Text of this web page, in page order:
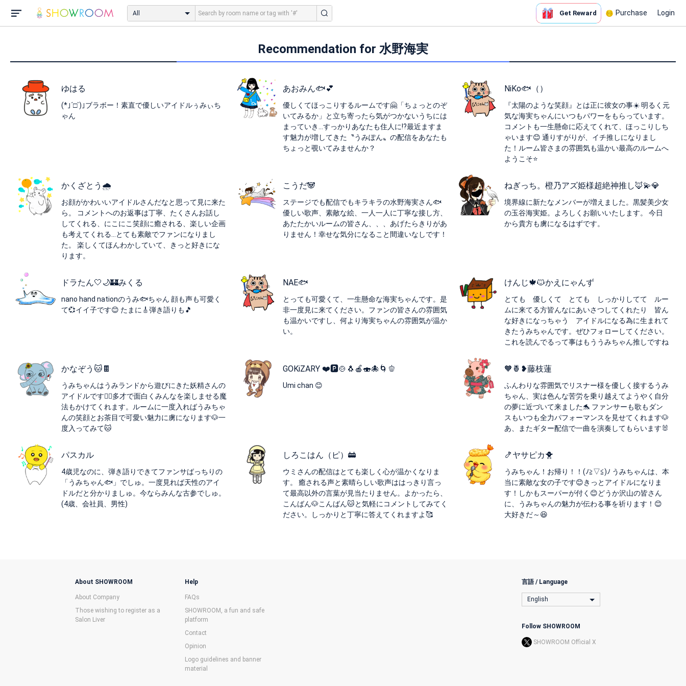
All Get Reward Purchase Login
Recommendation for 水野海実
ゆはる
(*｣´□`)｣ブラボー！素直で優しいアイドルぅみぃち
ゃん
あおみん🐟💕
優しくてほっこりするルームです🤗「ちょっとのぞ
いてみるか」と立ち寄ったら気がつかないうちには
まっていき…すっかりあなたも住人に⁉️最近ますま
す魅力が増してきた〝うみぽん〟の配信をあなたも
ちょっと覗いてみませんか？
NiKo🐟（）
『太陽のような笑顔』とは正に彼女の事☀️ 明るく元
気な海実ちゃんにいつもパワーをもらっています。
コメントも一生懸命に応えてくれて、ほっこりしち
ゃいます😊 通りすがりが、イチ推しになりまし
た！ルーム皆さまの雰囲気も温かい最高のルームへ
ようこそ⭐️
かくざとう🌧️
お顔がかわいいアイドルさんだなと思って見に来た
ら。 コメントへのお返事は丁寧、たくさんお話し
してくれる、にこにこ笑顔に癒される、楽しい企画
も考えてくれる…とても素敵でファンになりまし
た。 楽しくてほんわかしていて、きっと好きにな
ります。
こうだ🐼
ステージでも配信でもキラキラの水野海実さん🐟
優しい歌声、素敵な絵、一人一人に丁寧な接し方、
あたたかいルームの皆さん、、、あげたらきりがあ
りません！幸せな気分になること間違いなしです！
ねぎっち。橙乃アズ姫様超絶神推し🦊💫💎
境界線に新たなメンバーが増えました。黒髪美少女
の玉谷海実姫。よろしくお願いいたします。 今日
から貴方も虜になるはずです。
ドラたん🤍🌙🏰みくる
nano hand nationのうみ🐟️ちゃん 顔も声も可愛く
て💞イイ子です😊 たまに🎸弾き語りも🎵
NAE🐟
とっても可愛くて、一生懸命な海実ちゃんです。是
非一度見に来てください。ファンの皆さんの雰囲気
も温かいですし、何より海実ちゃんの雰囲気が温か
い。
けんじ🍁🐱かえにゃんず
とても 優しくて とても しっかりしてて ルー
ムに来てる方皆んなにあいさつしてくれたり 皆ん
な好きになっちゃう アイドルになる為に生まれて
きたうみちゃんです。ぜひフォローしてください。
これを読んでるって事はもううみちゃん推しですね
かなぞう🐱🍫
うみちゃんはうみランドから遊びにきた妖精さんの
アイドルです🧚‍♀️多才で面白くみんなを楽しませる魔
法もかけてくれます。ルームに一度入ればうみちゃ
んの笑顔とお茶目で可愛い魅力に虜になります🐶一
度入ってみて🐱
GOKiZA​RY ❤️🅿️🍲🐧🍎🍣​🐙🌀🫑
Umi chan​ 😊​
🧡🍍❥藤枝蓮
ふんわりな雰囲気でリスナー様を優しく接するうみ
ちゃん、実は色んな苦労を乗り越えてようやく自分
の夢に近づいて来ました🐬 ファンサーも歌もダン
スもいつも全力パフォーマンスを見せてくれます🐶
あ、またギター配信で一曲を演奏してもらいます🐰
パスカル
4歳児なのに、弾き語りできてファンサばっちりの
「うみちゃん🐟」でしゅ。一度見れば天性のアイ
ドルだと分かりましゅ。今ならみんな古参でしゅ。
(4歳、会社員、男性)
しろこはん（ピ）🚋
ウミさんの配信はとても楽しく心が温かくなりま
す。 癒される声と素晴らしい歌声ははっきり言っ
て最高以外の言葉が見当たりません。よかったら、
こんばん🐶こんばん🐱と気軽にコメントしてみてく
ださい。しっかりと丁寧に答えてくれますよ🥰
🍤ヤサピカ🐥
うみちゃん！お帰り！！(ﾉ≧▽≦)ﾉ うみちゃんは、本
当に素敵な女の子です😊きっとアイドルになりま
す！しかもスーパーが付く😊どうか沢山の皆さん
に、うみちゃんの魅力が伝わる事を祈ります！😊
大好きだ～😆
About SHOWROOM
About Company
Those wishing to register as a
Salon Liver
Help
FAQs
SHOWROOM, a fun and safe
platform
Contact
Opinion
Logo guidelines and banner
material
言語 / Language
English
Follow SHOWROOM
SHOWROOM Official X